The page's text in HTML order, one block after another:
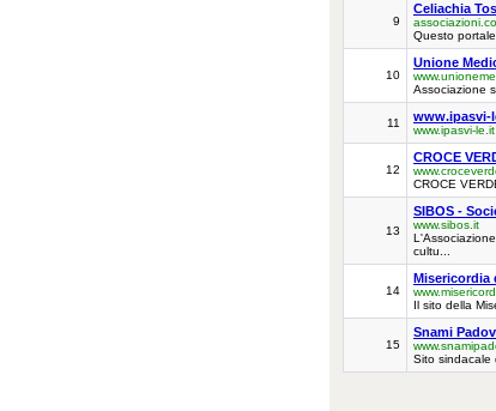
9
Celiachia
Questo
10
Unione
Associazione
11 www.ipasvi-
www.ipasvi-le.it
12
CROCE
CROCE
13
SIBOS -
www.sibos.it
cultu...
14
Misericordia
Il sito della
15
Snami
Sito sindacale